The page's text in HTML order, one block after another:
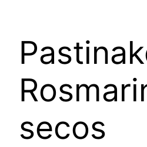
secos